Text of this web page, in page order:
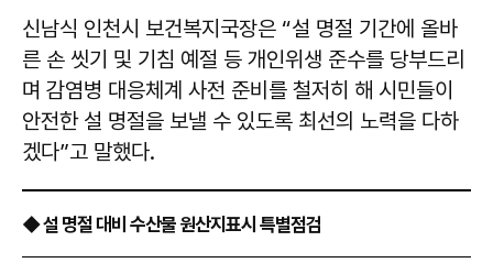
신남식 인천시 보건복지국장은 “설 명절 기간에 올바
른 손 씻기 및 기침 예절 등 개인위생 준수를 당부드리
며 감염병 대응체계 사전 준비를 철저히 해 시민들이
안전한 설 명절을 보낼 수 있도록 최선의 노력을 다하
겠다”고 말했다.
◆ 설 명절 대비 수산물 원산지표시 특별점검